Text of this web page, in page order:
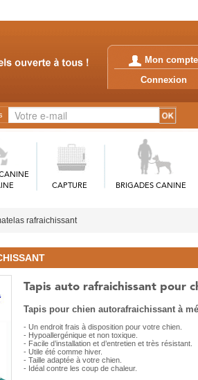
Mon compte
Connexion
CAPTURE BRIGADES CANINE
rafraichissant
Tapis auto rafraichissant pour
Tapis pour chien autorafraichissant à
- Un endroit frais à disposition pour votre chien.
- Hypoallergénique et non toxique.
- Facile d’installation et d’entretien et très résistant.
- Utile été comme hiver.
- Taille adaptée à votre chien.
- Idéal contre les coup de chaleur.